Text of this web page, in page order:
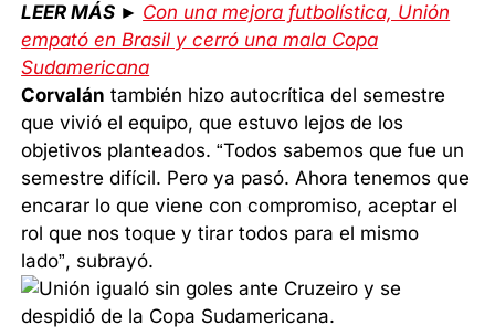
LEER MÁS ► Con una mejora futbolística, Unión
empató en Brasil y cerró una mala Copa
Sudamericana
Corvalán también hizo autocrítica del semestre
que vivió el equipo, que estuvo lejos de los
objetivos planteados. “Todos sabemos que fue un
semestre difícil. Pero ya pasó. Ahora tenemos que
encarar lo que viene con compromiso, aceptar el
rol que nos toque y tirar todos para el mismo
lado”, subrayó.